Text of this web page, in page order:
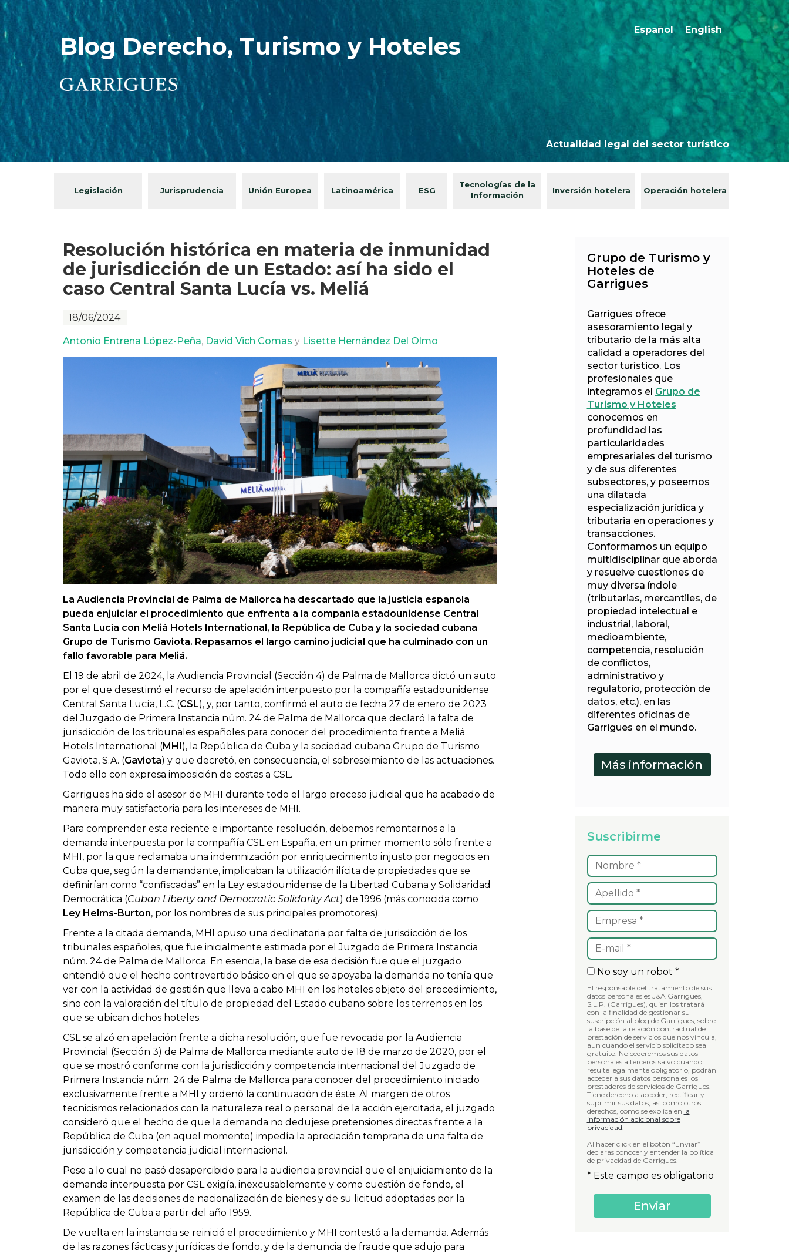
Blog Derecho, Turismo y Hoteles
Español English
Actualidad legal del sector turístico
Legislación Jurisprudencia Unión Europea Latinoamérica ESG
Tecnologías de la
Información
Inversión hotelera Operación hotelera
Resolución histórica en materia de inmunidad
de jurisdicción de un Estado: así ha sido el
caso Central Santa Lucía vs. Meliá
18/06/2024
Antonio Entrena López-Peña, David Vich Comas y Lisette Hernández Del Olmo
La Audiencia Provincial de Palma de Mallorca ha descartado que la justicia española
pueda enjuiciar el procedimiento que enfrenta a la compañía estadounidense Central
Santa Lucía con Meliá Hotels International, la República de Cuba y la sociedad cubana
Grupo de Turismo Gaviota. Repasamos el largo camino judicial que ha culminado con un
fallo favorable para Meliá.
El 19 de abril de 2024, la Audiencia Provincial (Sección 4) de Palma de Mallorca dictó un auto
por el que desestimó el recurso de apelación interpuesto por la compañía estadounidense
Central Santa Lucía, L.C. (CSL), y, por tanto, confirmó el auto de fecha 27 de enero de 2023
del Juzgado de Primera Instancia núm. 24 de Palma de Mallorca que declaró la falta de
jurisdicción de los tribunales españoles para conocer del procedimiento frente a Meliá
Hotels International (MHI ), la República de Cuba y la sociedad cubana Grupo de Turismo
Gaviota, S.A. (Gaviota) y que decretó, en consecuencia, el sobreseimiento de las actuaciones.
Todo ello con expresa imposición de costas a CSL.
Garrigues ha sido el asesor de MHI durante todo el largo proceso judicial que ha acabado de
manera muy satisfactoria para los intereses de MHI.
Para comprender esta reciente e importante resolución, debemos remontarnos a la
demanda interpuesta por la compañía CSL en España, en un primer momento sólo frente a
MHI, por la que reclamaba una indemnización por enriquecimiento injusto por negocios en
Cuba que, según la demandante, implicaban la utilización ilícita de propiedades que se
definirían como “confiscadas” en la Ley estadounidense de la Libertad Cubana y Solidaridad
Democrática (Cuban Liberty and Democratic Solidarity Act) de 1996 (más conocida como
Ley Helms-Burton, por los nombres de sus principales promotores).
Frente a la citada demanda, MHI opuso una declinatoria por falta de jurisdicción de los
tribunales españoles, que fue inicialmente estimada por el Juzgado de Primera Instancia
núm. 24 de Palma de Mallorca. En esencia, la base de esa decisión fue que el juzgado
entendió que el hecho controvertido básico en el que se apoyaba la demanda no tenía que
ver con la actividad de gestión que lleva a cabo MHI en los hoteles objeto del procedimiento,
sino con la valoración del título de propiedad del Estado cubano sobre los terrenos en los
que se ubican dichos hoteles.
CSL se alzó en apelación frente a dicha resolución, que fue revocada por la Audiencia
Provincial (Sección 3) de Palma de Mallorca mediante auto de 18 de marzo de 2020, por el
que se mostró conforme con la jurisdicción y competencia internacional del Juzgado de
Primera Instancia núm. 24 de Palma de Mallorca para conocer del procedimiento iniciado
exclusivamente frente a MHI y ordenó la continuación de éste. Al margen de otros
tecnicismos relacionados con la naturaleza real o personal de la acción ejercitada, el juzgado
consideró que el hecho de que la demanda no dedujese pretensiones directas frente a la
República de Cuba (en aquel momento) impedía la apreciación temprana de una falta de
jurisdicción y competencia judicial internacional.
Pese a lo cual no pasó desapercibido para la audiencia provincial que el enjuiciamiento de la
demanda interpuesta por CSL exigía, inexcusablemente y como cuestión de fondo, el
examen de las decisiones de nacionalización de bienes y de su licitud adoptadas por la
República de Cuba a partir del año 1959.
De vuelta en la instancia se reinició el procedimiento y MHI contestó a la demanda. Además
de las razones fácticas y jurídicas de fondo, y de la denuncia de fraude que adujo para
Grupo de Turismo y
Hoteles de
Garrigues
Garrigues ofrece
asesoramiento legal y
tributario de la más alta
calidad a operadores del
sector turístico. Los
profesionales que
integramos el Grupo de
Turismo y Hoteles
conocemos en
profundidad las
particularidades
empresariales del turismo
y de sus diferentes
subsectores, y poseemos
una dilatada
especialización jurídica y
tributaria en operaciones y
transacciones.
Conformamos un equipo
multidisciplinar que aborda
y resuelve cuestiones de
muy diversa índole
(tributarias, mercantiles, de
propiedad intelectual e
industrial, laboral,
medioambiente,
competencia, resolución
de conflictos,
administrativo y
regulatorio, protección de
datos, etc.), en las
diferentes oficinas de
Garrigues en el mundo.
Suscribirme
No soy un robot *
El responsable del tratamiento de sus
datos personales es J&A Garrigues,
S.L.P. (Garrigues), quien los tratará
con la finalidad de gestionar su
suscripción al blog de Garrigues, sobre
la base de la relación contractual de
prestación de servicios que nos vincula,
aun cuando el servicio solicitado sea
gratuito. No cederemos sus datos
personales a terceros salvo cuando
resulte legalmente obligatorio, podrán
acceder a sus datos personales los
prestadores de servicios de Garrigues.
Tiene derecho a acceder, rectificar y
suprimir sus datos, así como otros
derechos, como se explica en la
información adicional sobre
privacidad.
Al hacer click en el botón “Enviar”
declaras conocer y entender la política
de privacidad de Garrigues.
* Este campo es obligatorio